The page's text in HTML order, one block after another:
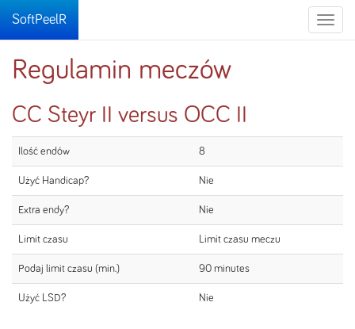
Toggle
SoftPeelR
Regulamin meczów
CC Steyr II versus OCC II
Ilość endów 8
Użyć Handicap? Nie
Extra endy? Nie
Limit czasu Limit czasu meczu
Podaj limit czasu (min.) 90 minutes
Użyć LSD? Nie